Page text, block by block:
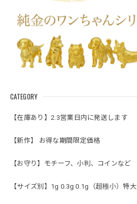
CATEGORY
【在庫あり】2.3営業日内に発送します
【新作】 お得な期間限定価格
【お守り】モチーフ、小判、コインなど
【サイズ別】1g 0.3g 0.1g（超極小）特大